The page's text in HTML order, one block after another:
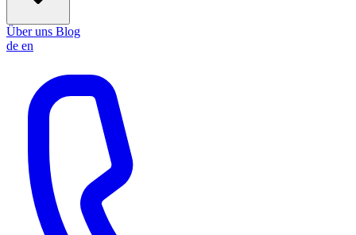
Über uns Blog
de en